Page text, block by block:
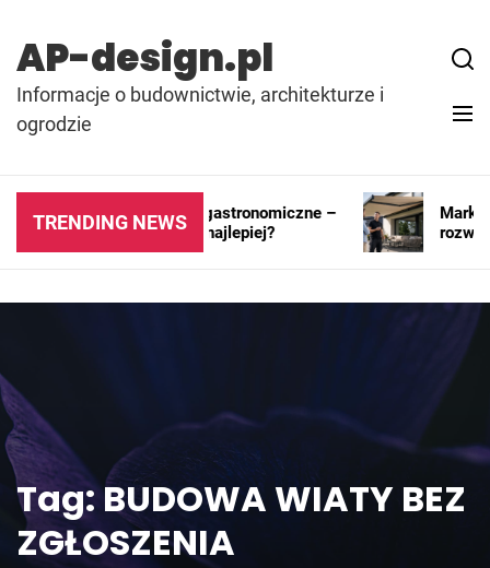
content
AP-design.pl
Informacje o budownictwie, architekturze i
ogrodzie
TRENDING NEWS
Kontenery i pawilony gastronomiczne –
gdzie sprawdzają się najlepiej?
Markiza
Tag:BUDOWA WIATY BEZ
ZGŁOSZENIA